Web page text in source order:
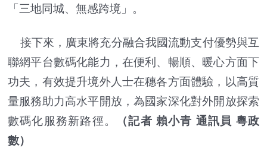
「三地同城、無感跨境」。
接下來，廣東將充分融合我國流動支付優勢與互
聯網平台數碼化能力，在便利、暢順、暖心方面下
功夫，有效提升境外人士在穗各方面體驗，以高質
量服務助力高水平開放，為國家深化對外開放探索
數碼化服務新路徑。
（記者 賴小青 通訊員 粵政
數）